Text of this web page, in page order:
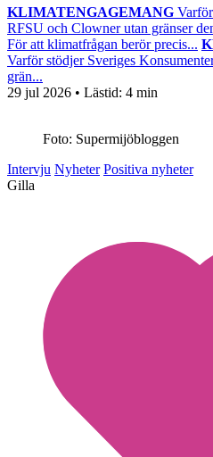
KLIMATENGAGEMANG
RFSU och Clowner utan gränser
För att klimatfrågan berör precis...
Varför stödjer Sveriges
grän...
29 jul 2026 • Lästid: 4 min
Foto: Supermijöbloggen
Intervju Nyheter Positiva nyheter
Gilla